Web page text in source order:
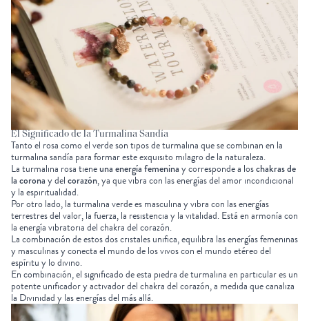
El Significado de la Turmalina Sandía
Tanto el rosa como el verde son tipos de turmalina que se combinan en la
turmalina sandía para formar este exquisito milagro de la naturaleza.
La turmalina rosa tieneuna energía femenina y corresponde a loschakras de
la corona y del corazón, ya que vibra con las energías del amor incondicional
y la espiritualidad.
Por otro lado, la turmalina verde es masculina y vibra con las energías
terrestres del valor, la fuerza, la resistencia y la vitalidad. Está en armonía con
la energía vibratoria del chakra del corazón.
La combinación de estos dos cristales unifica, equilibra las energías femeninas
y masculinas y conecta el mundo de los vivos con el mundo etéreo del
espíritu y lo divino.
En combinación, el significado de esta piedra de turmalina en particular es un
potente unificador y activador del chakra del corazón, a medida que canaliza
la Divinidad y las energías del más allá.